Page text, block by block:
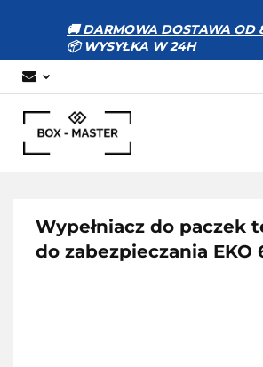
🚚 DARMOWA DOSTAWA OD
📦 WYSYŁKA W 24H
Wypełniacz do paczek
do zabezpieczania EKO